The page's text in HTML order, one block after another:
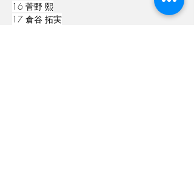
16 菅野 熙
17 倉谷 拓実